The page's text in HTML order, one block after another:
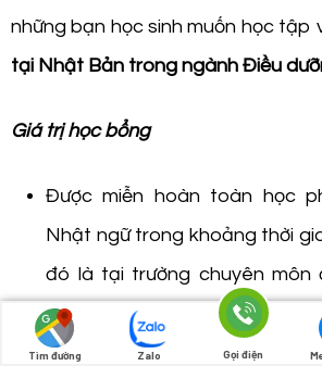
những bạn học sinh muốn học tập
tại Nhật Bản trong ngành Điều
Giá trị học bổng
Được miễn hoàn toàn học
Nhật ngữ trong khoảng thời
đó là tại trường chuyên môn
khoảng 3 năm.
Được giới thiệu làm thêm ngay
Tìm đường Zalo Gọi điện